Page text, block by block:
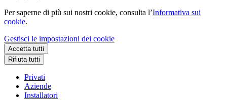
Per saperne di più sui nostri cookie, consulta l’Informativa sui
cookie.
Gestisci le impostazioni dei cookie
Accetta tutti
Rifiuta tutti
Privati
Aziende
Installatori